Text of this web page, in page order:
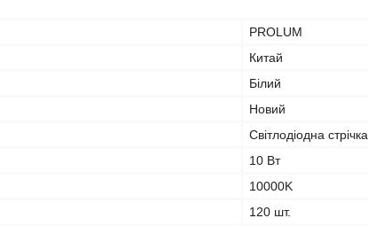
PROLUM
Китай
Білий
Новий
Світлодіодна стрічка
10 Вт
10000K
120 шт.